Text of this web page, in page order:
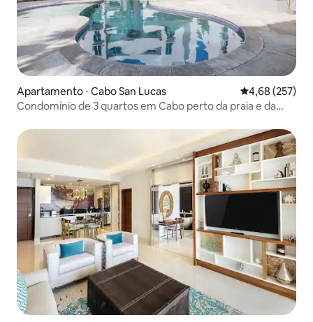
Apartamento ⋅ Cabo San Lucas 4,68 de uma
4,68 (257)
Condomínio de 3 quartos em Cabo perto da praia e da